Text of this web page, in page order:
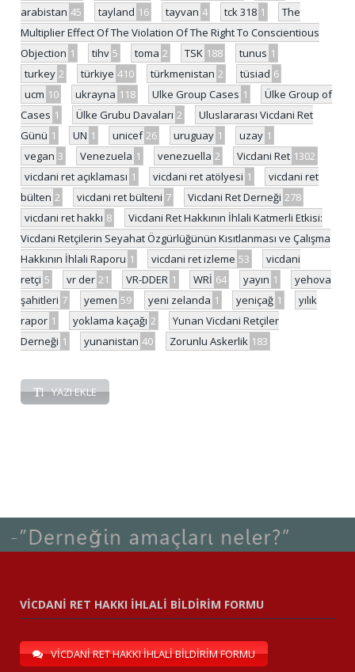
arabistan 45 tayland 16 tayvan 4 tck 318 1
The
Multiplier Effect Of The Violation Of The Right To Conscientious
Objection 1 tihv 5 toma 2 TSK 188 tunus 1
turkey 2 türkiye 410 türkmenistan 2 tüsiad 6
ucm 10 ukrayna 118 Ulke Group Cases 1
Ülke Group of
Cases 1 Ülke Grubu Davaları 2
Uluslararası Vicdani Ret
Günü 1 UN 1 unicef 26 uruguay 1 uzay 1
vegan 3 Venezuela 1 venezuella 2 Vicdani Ret 1302
vicdani ret açıklaması 1 vicdani ret atölyesi 1
vicdani ret
bülten 2 vicdani ret bülteni 7 Vicdani Ret Derneği 278
vicdani ret hakkı 8
Vicdani Ret Hakkının İhlali Katmerli Etkisi:
Vicdani Retçilerin Seyahat Özgürlüğünün Kısıtlanması ve Çalışma
Hakkının İhlali Raporu 1 vicdani ret izleme 53
vicdani
retçi 5 vr der 21 VR-DDER 1 WRİ 64 yayın 1
yehova
şahitleri 7 yemen 59 yeni zelanda 1 yeniçağ 1
yılık
rapor 1 yoklama kaçağı 2
Yunan Vicdani Retçiler
Derneği 1 yunanistan 40 Zorunlu Askerlik 183
YAZI EKLE
VİCDANİ RET HAKKI İHLALİ BİLDİRİM FORMU
VİCDANİ RET HAKKI İHLALİ BİLDİRİM FORMU